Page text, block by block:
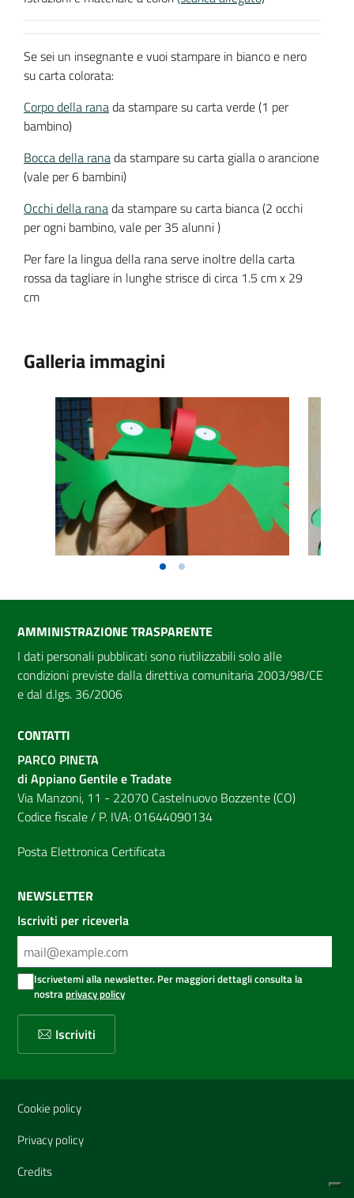
Se sei un insegnante e vuoi stampare in bianco e nero
su carta colorata:
Corpo della ranada stampare su carta verde (1 per
bambino)
Bocca della ranada stampare su carta gialla o arancione
(vale per 6 bambini)
Occhi della ranada stampare su carta bianca (2 occhi
per ogni bambino, vale per 35 alunni )
Per fare la lingua della rana serve inoltre della carta
rossa da tagliare in lunghe strisce di circa 1.5 cm x 29
cm
Galleria immagini
AMMINISTRAZIONE TRASPARENTE
I dati personali pubblicati sono riutilizzabili solo alle
condizioni previste dalla direttiva comunitaria 2003/98/CE
e dal d.lgs. 36/2006
CONTATTI
PARCO PINETA
di Appiano Gentile e Tradate
Via Manzoni, 11 - 22070 Castelnuovo Bozzente (CO)
Codice fiscale / P. IVA: 01644090134
Posta Elettronica Certificata
NEWSLETTER
Iscriviti per riceverla
Iscrivetemi alla newsletter. Per maggiori dettagli consulta la
nostraprivacy policy
Iscriviti
Sezione Link Utili
Cookie policy
Privacy policy
Credits